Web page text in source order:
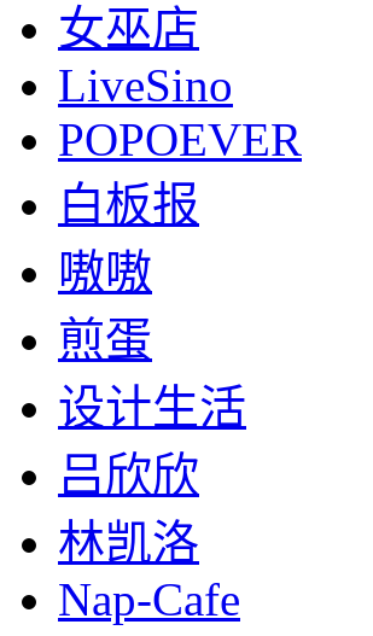
女巫店
LiveSino
POPOEVER
白板报
嗷嗷
煎蛋
设计生活
吕欣欣
林凯洛
Nap-Cafe